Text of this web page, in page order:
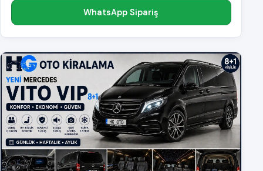
WhatsApp Sipariş